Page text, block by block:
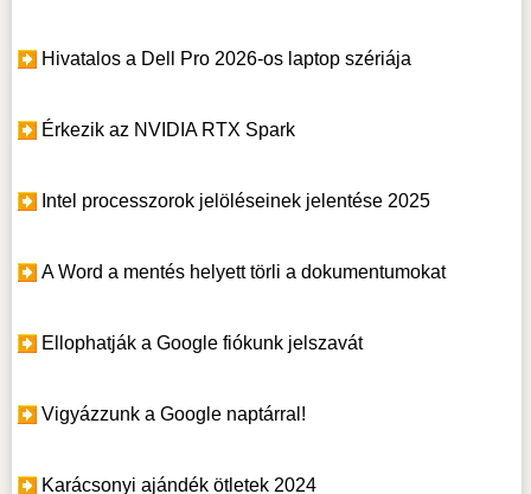
Hivatalos a Dell Pro 2026-os laptop szériája
Érkezik az NVIDIA RTX Spark
Intel processzorok jelöléseinek jelentése 2025
A Word a mentés helyett törli a dokumentumokat
Ellophatják a Google fiókunk jelszavát
Vigyázzunk a Google naptárral!
Karácsonyi ajándék ötletek 2024